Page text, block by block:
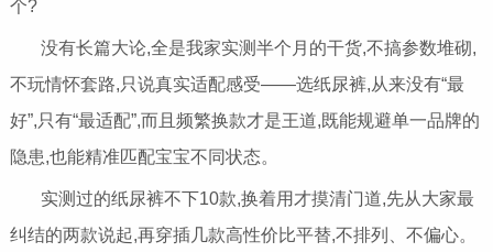
个?
没有长篇大论,全是我家实测半个月的干货,不搞参数堆砌,
不玩情怀套路,只说真实适配感受——选纸尿裤,从来没有“最
好”,只有“最适配”,而且频繁换款才是王道,既能规避单一品牌的
隐患,也能精准匹配宝宝不同状态。
实测过的纸尿裤不下10款,换着用才摸清门道,先从大家最
纠结的两款说起,再穿插几款高性价比平替,不排列、不偏心。